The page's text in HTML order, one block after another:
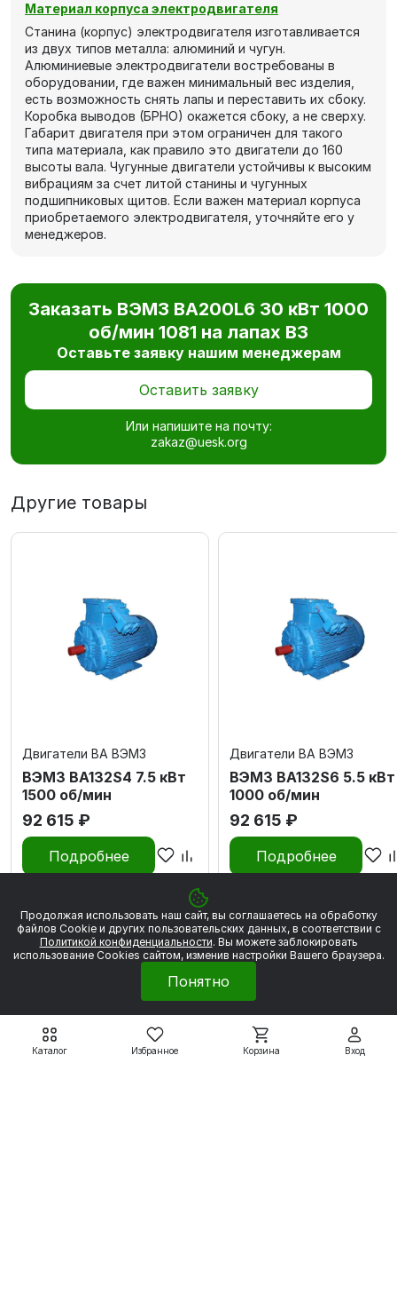
Каталог Избранное Корзина Вход
Материал корпуса электродвигателя
Станина (корпус) электродвигателя изготавливается
из двух типов металла: алюминий и чугун.
Алюминиевые электродвигатели востребованы в
оборудовании, где важен минимальный вес изделия,
есть возможность снять лапы и переставить их сбоку.
Коробка выводов (БРНО) окажется сбоку, а не сверху.
Габарит двигателя при этом ограничен для такого
типа материала, как правило это двигатели до 160
высоты вала. Чугунные двигатели устойчивы к высоким
вибрациям за счет литой станины и чугунных
подшипниковых щитов. Если важен материал корпуса
приобретаемого электродвигателя, уточняйте его у
менеджеров.
Заказать ВЭМЗ ВА200L6 30 кВт 1000
об/мин 1081 на лапах В3
Оставьте заявку нашим менеджерам
Оставить заявку
Или напишите на почту:
zakaz@uesk.org
Другие товары
Двигатели ВА ВЭМЗ
ВЭМЗ ВА132S4 7.5 кВт
1500 об/мин
92 615 ₽
Подробнее
Двигатели ВА ВЭМЗ
ВЭМЗ ВА132S6 5.5 кВт
1000 об/мин
92 615 ₽
Подробнее
Электродвигатели
Вспомогательные системы
Насосное оборудование
Продолжая использовать наш сайт, вы соглашаетесь на обработку
файлов Сookie и других пользовательских данных, в соответствии с
Политикой конфиденциальности. Вы можете заблокировать
использование Cookies сайтом, изменив настройки Вашего браузера.
Понятно